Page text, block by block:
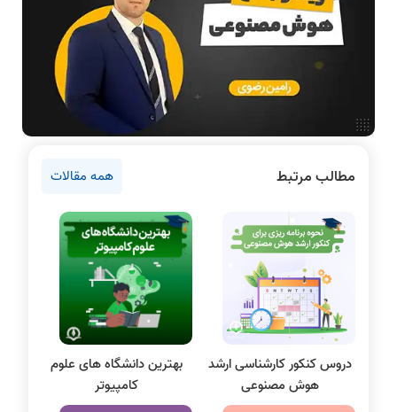
فناوری
دانشگاه ها
اخبار آزمون ها
دروس مهندسی کامپیوتر
پایتون
سی شارپ
علم داده
مقاله نویسی
بلاکچین
پایگاه داده
الکترونیک دیجیتال
مطالب مرتبط همه مقالات
دروس کنکور کارشناسی ارشد
هوش مصنوعی
بهترین دانشگاه های علوم
کامپیوتر